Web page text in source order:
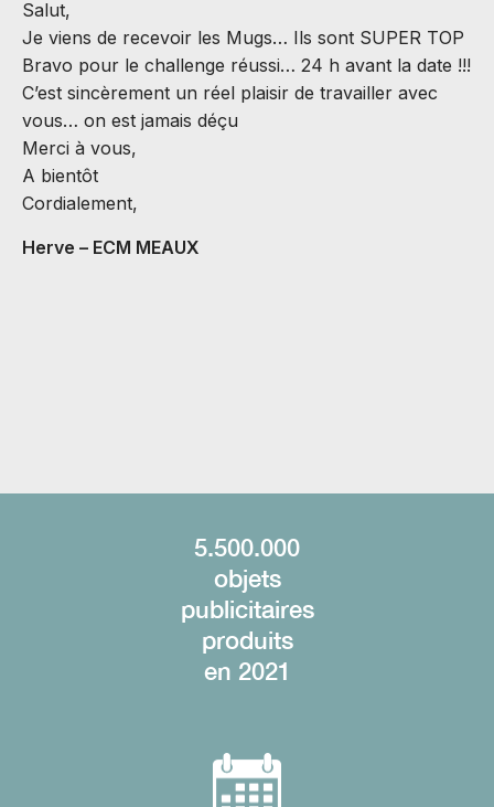
Salut,
Je viens de recevoir les Mugs… Ils sont SUPER TOP
Bravo pour le challenge réussi… 24 h avant la date !!!
C’est sincèrement un réel plaisir de travailler avec
vous… on est jamais déçu
Merci à vous,
A bientôt
Cordialement,
Herve – ECM MEAUX
5.500.000
objets
publicitaires
produits
en 2021